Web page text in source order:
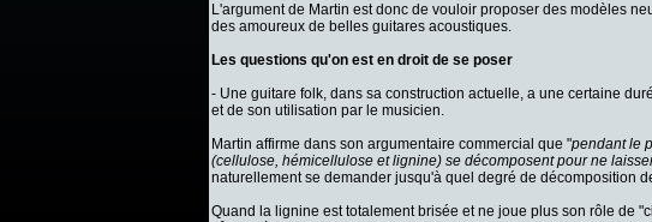
L'argument de Martin est donc de vouloir proposer des modèles
des amoureux de belles guitares acoustiques.
Les questions qu'on est en droit de se poser
- Une guitare folk, dans sa construction actuelle, a une certaine
et de son utilisation par le musicien.
Martin affirme dans son argumentaire commercial que "pendant le
(cellulose, hémicellulose et lignine) se décomposent pour ne
naturellement se demander jusqu'à quel degré de décomposition
Quand la lignine est totalement brisée et ne joue plus son rôle de